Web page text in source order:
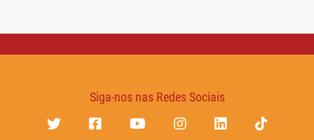
Siga-nos nas Redes Sociais